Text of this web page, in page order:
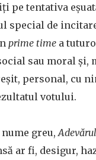
tentativa
special de
prime time a
sau moral şi,
personal, cu
votului.
greu, Adevărul
ar fi, desigur,